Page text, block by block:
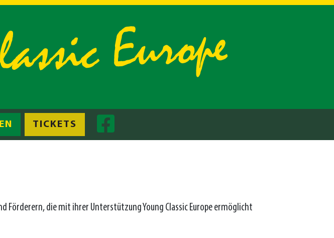
TICKETS
Förderern, die mit ihrer Unterstützung Young Classic Europe ermöglicht